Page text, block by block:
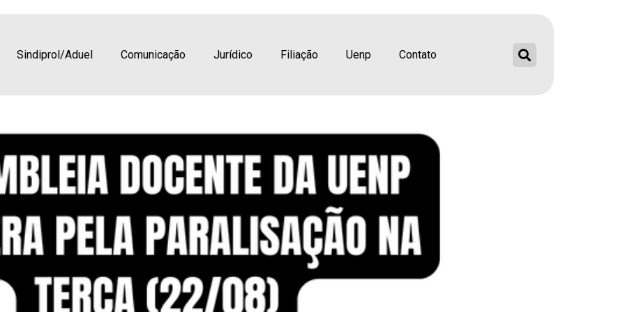
Sindiprol/Aduel Comunicação Jurídico Filiação Uenp Contato
Uenp delibera pela paralisação das atividades